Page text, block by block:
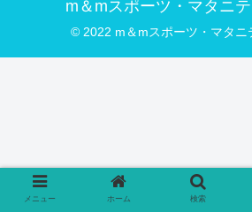
m＆mスポーツ・マタニ
© 2022 m＆mスポーツ・マタニ
メニュー ホーム 検索